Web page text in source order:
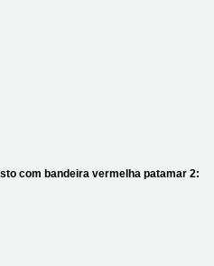
com bandeira vermelha patamar 2: